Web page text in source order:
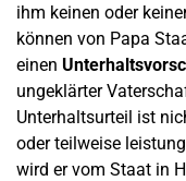
ihm keinen oder
können von Papa
einen
ungeklärter
Unterhaltsurteil ist
oder teilweise
wird er vom Staat in